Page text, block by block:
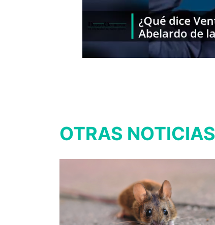
OTRAS NOTICIAS